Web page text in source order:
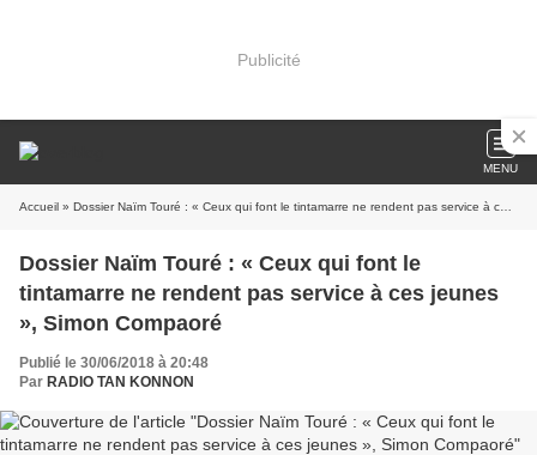
Publicité
MENU
Accueil » Dossier Naïm Touré : « Ceux qui font le tintamarre ne rendent pas service à ces jeunes », Simon Compaoré
Dossier Naïm Touré : « Ceux qui font le
tintamarre ne rendent pas service à ces jeunes
», Simon Compaoré
Publié le 30/06/2018 à 20:48
Par RADIO TAN KONNON